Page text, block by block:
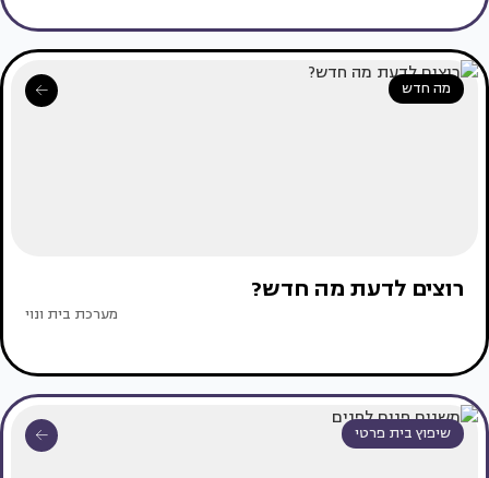
מה חדש
רוצים לדעת מה חדש?
מערכת בית ונוי
שיפוץ בית פרטי